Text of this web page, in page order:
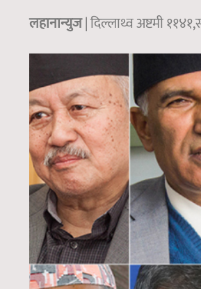
लहानान्युज| दिल्लाथ्व अष्टमी